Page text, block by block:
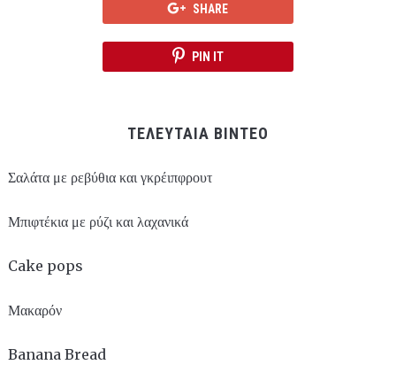
SHARE
PIN IT
ΤΕΛΕΥΤΑΙΑ ΒΙΝΤΕΟ
Σαλάτα με ρεβύθια και γκρέιπφρουτ
Μπιφτέκια με ρύζι και λαχανικά
Cake pops
Μακαρόν
Banana Bread